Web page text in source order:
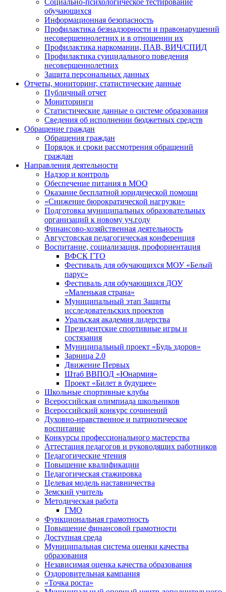
Социально-психологическое тестирование
обучающихся
Информационная безопасность
Профилактика безнадзорности и правонарушений
несовершеннолетних и в отношении их
Профилактика наркомании, ПАВ, ВИЧ/СПИД
Профилактика суицидального поведения
несовершеннолетних
Защита персональных данных
Отчеты, мониторинг, статистические данные
Публичный отчет
Мониторинги
Статистические данные о системе образования
Сведения об исполнении бюджетных средств
Обращение граждан
Обращения граждан
Порядок и сроки рассмотрения обращений
граждан
Направления деятельности
Надзор и контроль
Обеспечение питания в МОО
Оказание бесплатной юридической помощи
«Снижение бюрократической нагрузки»
Подготовка муниципальных образовательных
организаций к новому уч.году
Финансово-хозяйственная деятельность
Августовская педагогическая конференция
Воспитание, социализация, профориентация
ВФСК ГТО
Фестиваль для обучающихся МОУ «Белый
парус»
Фестиваль для обучающихся ДОУ
«Маленькая страна»
Муниципальный этап Защиты
исследовательских проектов
Уральская академия лидерства
Президентские спортивные игры и
состязания
Муниципальный проект «Будь здоров»
Зарница 2.0
Движение Первых
Штаб ВВПОД «Юнармия»
Проект «Билет в будущее»
Школьные спортивные клубы
Всероссийская олимпиада школьников
Всероссийский конкурс сочинений
Духовно-нравственное и патриотическое
воспитание
Конкурсы профессионального мастерства
Аттестация педагогов и руководящих работников
Педагогические чтения
Повышение квалификации
Педагогическая стажировка
Целевая модель наставничества
Земский учитель
Методическая работа
ГМО
Функциональная грамотность
Повышение финансовой грамотности
Доступная среда
Муниципальная система оценки качества
образования
Независимая оценка качества образования
Оздоровительная кампания
«Точка роста»